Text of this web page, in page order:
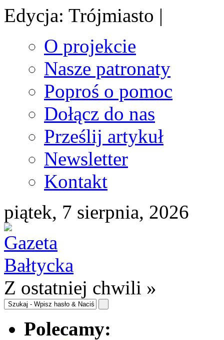
Edycja: Trójmiasto |
O projekcie
Nasze patronaty
Poproś o pomoc
Dołącz do nas
Prześlij artykuł
Newsletter
Kontakt
piątek, 7 sierpnia, 2026
Z ostatniej chwili »
Polecamy: